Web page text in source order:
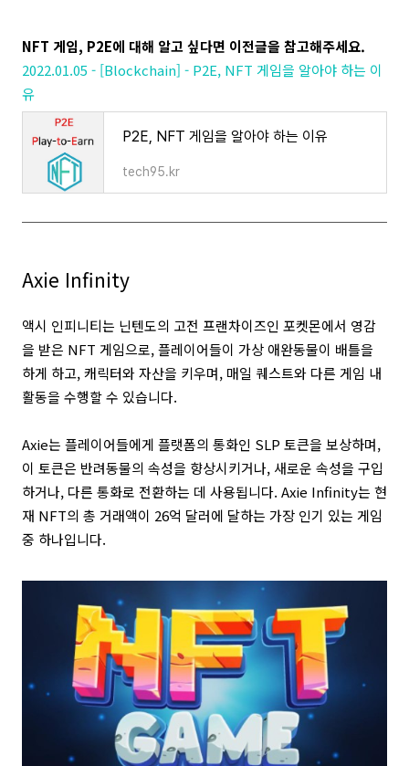
NFT 게임, P2E에 대해 알고 싶다면 이전글을 참고해주세요.
2022.01.05 - [Blockchain] - P2E, NFT 게임을 알아야 하는 이
유
P2E, NFT 게임을 알아야 하는 이유
tech95.kr
Axie Infinity
액시 인피니티는 닌텐도의 고전 프랜차이즈인 포켓몬에서 영감
을 받은 NFT 게임으로, 플레이어들이 가상 애완동물이 배틀을
하게 하고, 캐릭터와 자산을 키우며, 매일 퀘스트와 다른 게임 내
활동을 수행할 수 있습니다.
Axie는 플레이어들에게 플랫폼의 통화인 SLP 토큰을 보상하며,
이 토큰은 반려동물의 속성을 향상시키거나, 새로운 속성을 구입
하거나, 다른 통화로 전환하는 데 사용됩니다. Axie Infinity는 현
재 NFT의 총 거래액이 26억 달러에 달하는 가장 인기 있는 게임
중 하나입니다.